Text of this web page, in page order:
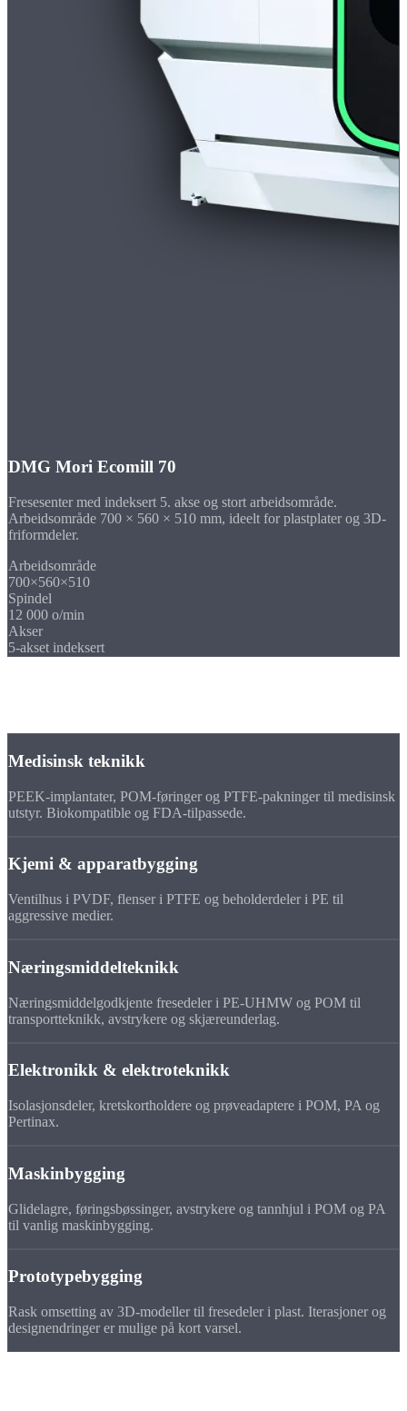
DMG Mori Ecomill 70
Fresesenter med indeksert 5. akse og stort arbeidsområde.
Arbeidsområde 700 × 560 × 510 mm, ideelt for plastplater og 3D-
friformdeler.
Arbeidsområde
700×560×510
Spindel
12 000 o/min
Akser
5-akset indeksert
Medisinsk teknikk
PEEK-implantater, POM-føringer og PTFE-pakninger til medisinsk
utstyr. Biokompatible og FDA-tilpassede.
Kjemi & apparatbygging
Ventilhus i PVDF, flenser i PTFE og beholderdeler i PE til
aggressive medier.
Næringsmiddelteknikk
Næringsmiddelgodkjente fresedeler i PE-UHMW og POM til
transportteknikk, avstrykere og skjæreunderlag.
Elektronikk & elektroteknikk
Isolasjonsdeler, kretskortholdere og prøveadaptere i POM, PA og
Pertinax.
Maskinbygging
Glidelagre, føringsbøssinger, avstrykere og tannhjul i POM og PA
til vanlig maskinbygging.
Prototypebygging
Rask omsetting av 3D-modeller til fresedeler i plast. Iterasjoner og
designendringer er mulige på kort varsel.